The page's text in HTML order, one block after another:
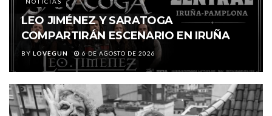
LEO JIMÉNEZ Y SARATOGA
COMPARTIRÁN ESCENARIO EN IRUÑA
BY LOVEGUN 6 DE AGOSTO DE 2026